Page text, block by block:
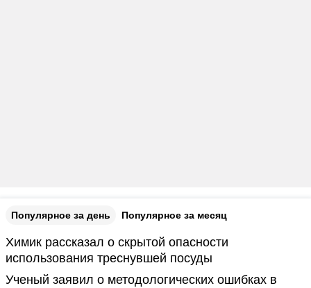
Популярное за день Популярное за месяц
Химик рассказал о скрытой опасности
использования треснувшей посуды
Ученый заявил о методологических ошибках в